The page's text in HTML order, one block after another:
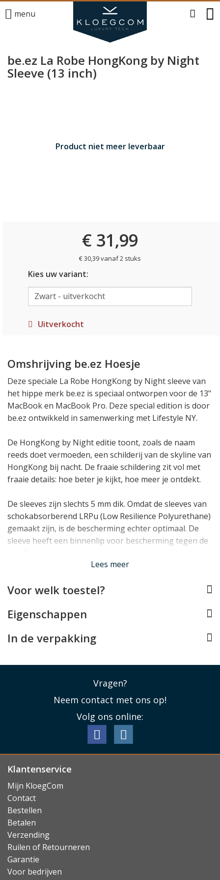
menu
be.ez La Robe HongKong by Night
Sleeve (13 inch)
Product niet meer leverbaar
€ 31,99
€ 30,39 vanaf 2 stuks
Kies uw variant:
Uitverkocht
Omshrijving be.ez Hoesje
Deze speciale La Robe HongKong by Night sleeve van
het hippe merk be.ez is speciaal ontworpen voor de 13"
MacBook en MacBook Pro. Deze special edition is door
be.ez ontwikkeld in samenwerking met Lifestyle NY.
De HongKong by Night editie toont, zoals de naam
reeds doet vermoeden, een schilderij van de skyline van
HongKong bij nacht. De fraaie schildering zit vol met
fraaie details: hoe beter je kijkt, hoe meer je ontdekt.
De sleeves zijn slechts 5 mm dik. Omdat de sleeves van
schokabsorberend LRPu (Low Resilience Polyurethane)
gemaakt zijn, is de bescherming echter optimaal. De
sleeve heeft een binnenlip voor bescherming tegen de
worden als afzonderlijke notebooktas, maar past hij
Lees minder
Lees meer
Voor welk toestel?
Eigenschappen
In de verpakking
Vragen?
Neem contact met ons op!
Volg ons online:
Klantenservice
Mijn KloegCom
Contact
Bestellen
Betalen
Verzending
Ruilen of Retourneren
Garantie
Voor bedrijven